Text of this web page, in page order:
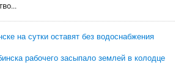
на сутки оставят без водоснабжения
рабочего засыпало землей в колодце